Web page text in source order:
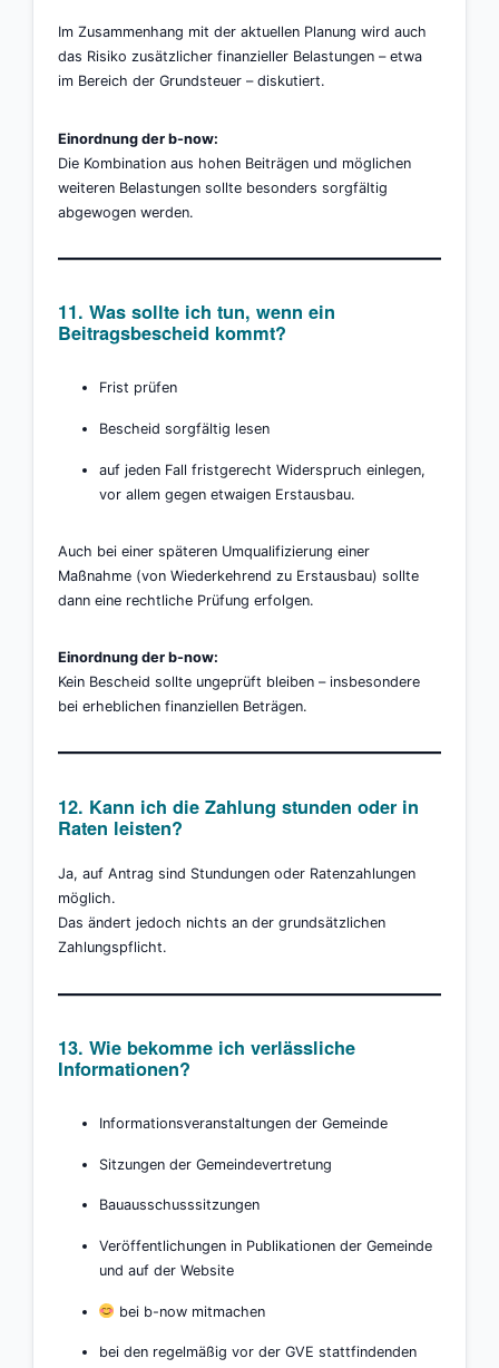
Im Zusammenhang mit der aktuellen Planung wird auch
das Risiko zusätzlicher finanzieller Belastungen – etwa
im Bereich der Grundsteuer – diskutiert.
Einordnung der b-now:
Die Kombination aus hohen Beiträgen und möglichen
weiteren Belastungen sollte besonders sorgfältig
abgewogen werden.
11. Was sollte ich tun, wenn ein
Beitragsbescheid kommt?
Frist prüfen
Bescheid sorgfältig lesen
auf jeden Fall fristgerecht Widerspruch einlegen,
vor allem gegen etwaigen Erstausbau.
Auch bei einer späteren Umqualifizierung einer
Maßnahme (von Wiederkehrend zu Erstausbau) sollte
dann eine rechtliche Prüfung erfolgen.
Einordnung der b-now:
Kein Bescheid sollte ungeprüft bleiben – insbesondere
bei erheblichen finanziellen Beträgen.
12. Kann ich die Zahlung stunden oder in
Raten leisten?
Ja, auf Antrag sind Stundungen oder Ratenzahlungen
möglich.
Das ändert jedoch nichts an der grundsätzlichen
Zahlungspflicht.
13. Wie bekomme ich verlässliche
Informationen?
Informationsveranstaltungen der Gemeinde
Sitzungen der Gemeindevertretung
Bauausschusssitzungen
Veröffentlichungen in Publikationen der Gemeinde
und auf der Website
bei b-now mitmachen
bei den regelmäßig vor der GVE stattfindenden